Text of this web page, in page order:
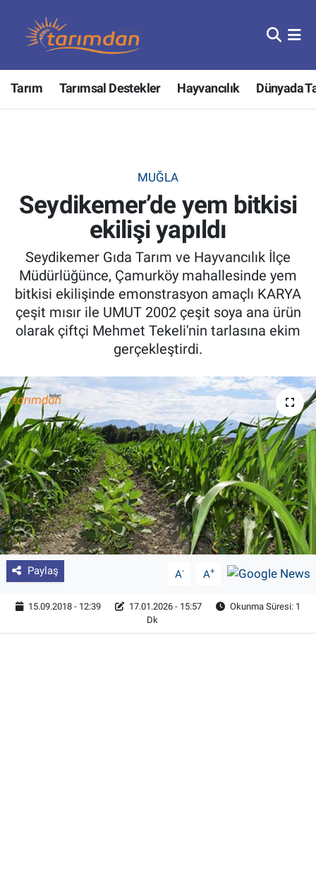
Tarım Tarımsal Destekler Hayvancılık Dünyada
MUĞLA
Seydikemer’de yem bitkisi
ekilişi yapıldı
Seydikemer Gıda Tarım ve Hayvancılık İlçe
Müdürlüğünce, Çamurköy mahallesinde yem
bitkisi ekilişinde emonstrasyon amaçlı KARYA
çeşit mısır ile UMUT 2002 çeşit soya ana ürün
olarak çiftçi Mehmet Tekeli'nin tarlasına ekim
gerçekleştirdi.
Paylaş A- A+
15.09.2018 - 12:39 17.01.2026 - 15:57
Okunma Süresi: 1
Dk
Tarım
Hayvancılık
Tarımsal Destekler
Tarım Bakanlığı
TZOB
Tarım Kredi Kooperatifleri
Pankobirlik
Et fiyatları
Tarım Bilgisi
Yetiştirici Soruyor
Dünyada Tarım
Üretici Birlikleri
Şeker ve Şekerli Mamüller
Tohum
Nöbetçi Eczaneler
Hava Durumu
Tüm Manşetler
Son Dakika Haberleri
Haber Arşivi